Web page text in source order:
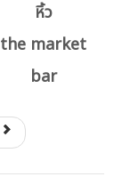
หิ้ว
the market
bar